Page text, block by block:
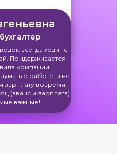
всегда ходит с
Придерживается
компании:
о работе, а не
зарплату вовремя".
(аванс и зарплата)
важные!